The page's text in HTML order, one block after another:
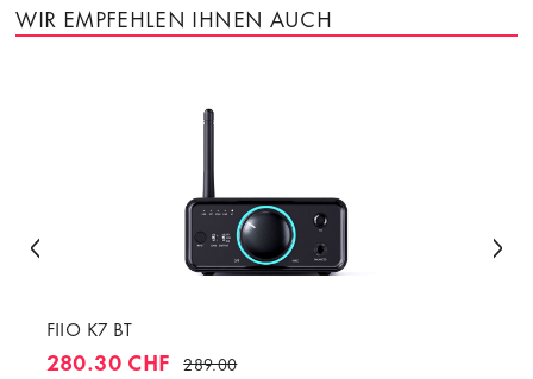
WIR EMPFEHLEN IHNEN AUCH
FIIO K7 BT
280.30 CHF 289.00